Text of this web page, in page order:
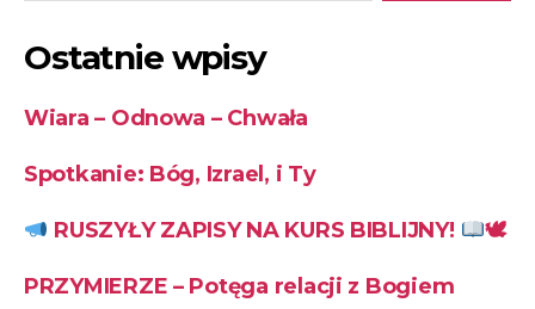
Ostatnie wpisy
Wiara – Odnowa – Chwała
Spotkanie: Bóg, Izrael, i Ty
RUSZYŁY ZAPISY NA KURS BIBLIJNY! 🕊
PRZYMIERZE – Potęga relacji z Bogiem